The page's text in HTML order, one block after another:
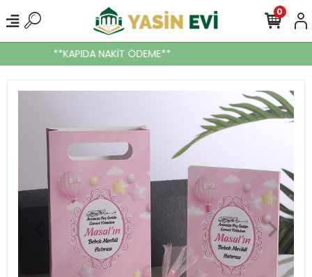
**KAPIDA NAKİT ÖDEME**
0